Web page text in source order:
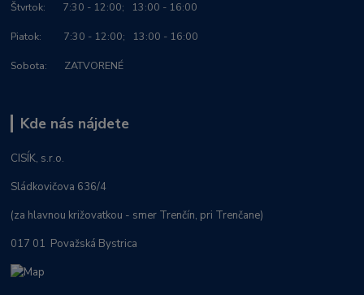
Štvrtok: 7:30 - 12:00; 13:00 - 16:00
Piatok: 7:30 - 12:00; 13:00 - 16:00
Sobota: ZATVORENÉ
Kde nás nájdete
CISÍK, s.r.o.
Sládkovičova 636/4
(za hlavnou križovatkou - smer Trenčín, pri Trenčane)
017 01 Považská Bystrica